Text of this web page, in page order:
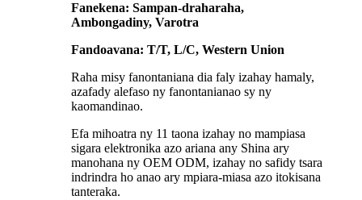
Fanekena: Sampan-draharaha,
Ambongadiny, Varotra
Fandoavana: T/T, L/C, Western Union
Raha misy fanontaniana dia faly izahay hamaly,
azafady alefaso ny fanontanianao sy ny
kaomandinao.
Efa mihoatra ny 11 taona izahay no mampiasa
sigara elektronika azo ariana any Shina ary
manohana ny OEM ODM, izahay no safidy tsara
indrindra ho anao ary mpiara-miasa azo itokisana
tanteraka.